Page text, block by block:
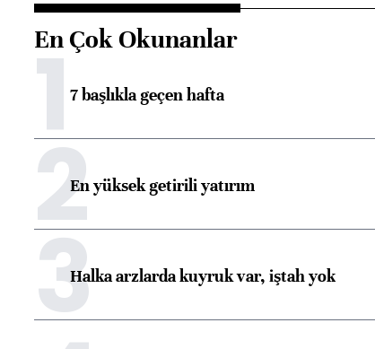
En Çok Okunanlar
17 başlıkla geçen hafta
2En yüksek getirili yatırım
3Halka arzlarda kuyruk var, iştah yok